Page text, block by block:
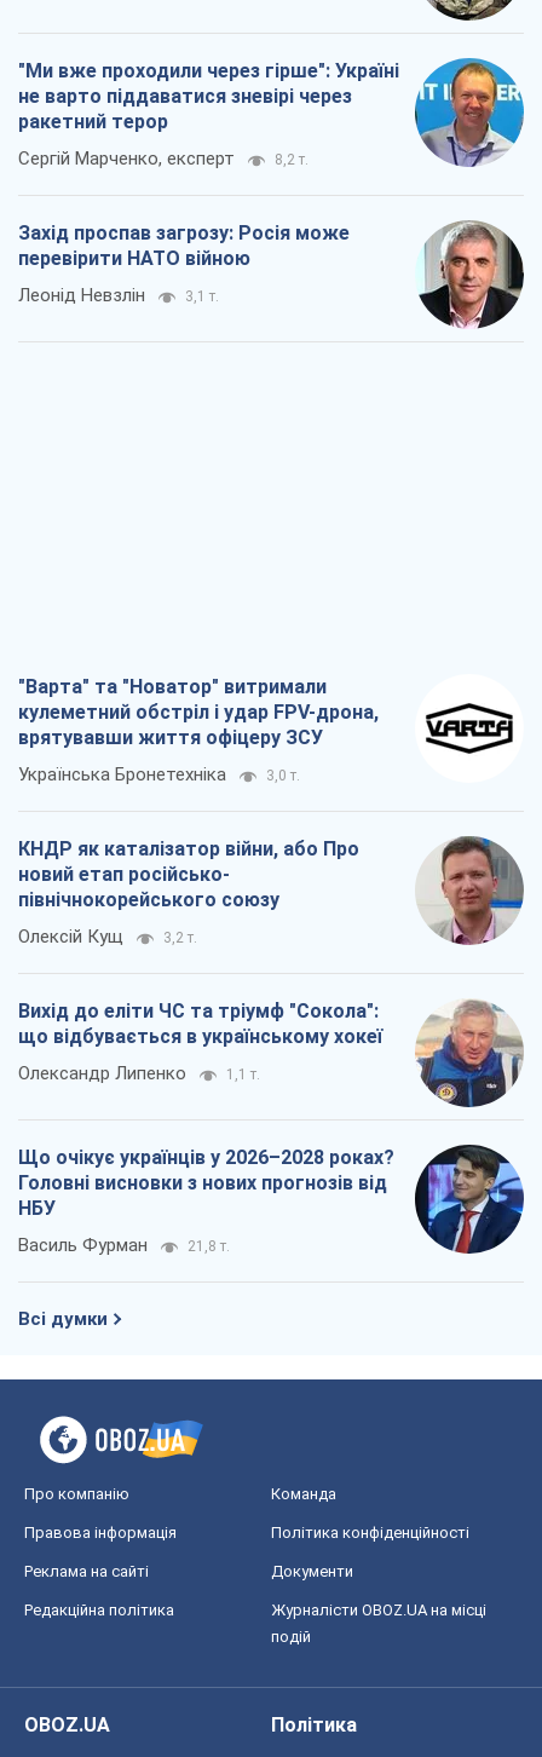
"Ми вже проходили через гірше": Україні
не варто піддаватися зневірі через
ракетний терор
Сергій Марченко, експерт 8,2 т.
Захід проспав загрозу: Росія може
перевірити НАТО війною
Леонід Невзлін 3,1 т.
"Варта" та "Новатор" витримали
кулеметний обстріл і удар FPV-дрона,
врятувавши життя офіцеру ЗСУ
Українська Бронетехніка 3,0 т.
КНДР як каталізатор війни, або Про
новий етап російсько-
північнокорейського союзу
Олексій Кущ 3,2 т.
Вихід до еліти ЧС та тріумф "Сокола":
що відбувається в українському хокеї
Олександр Липенко 1,1 т.
Що очікує українців у 2026–2028 роках?
Головні висновки з нових прогнозів від
НБУ
Василь Фурман 21,8 т.
Всі думки
Про компанію Команда
Правова інформація Політика конфіденційності
Реклама на сайті Документи
Редакційна політика
Журналісти OBOZ.UA на місці
подій
OBOZ.UA
Політика